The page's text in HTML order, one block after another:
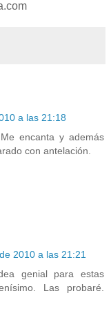
a las 21:18
encanta y además
con antelación.
2010 a las 21:21
genial para estas
Las probaré.